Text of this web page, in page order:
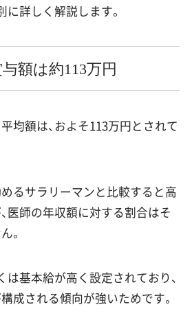
に詳しく解説します。
額は約113万円
均額は、およそ113万円とされて
るサラリーマンと比較すると高
医師の年収額に対する割合はそ
。
は基本給が高く設定されており、
成される傾向が強いためです。